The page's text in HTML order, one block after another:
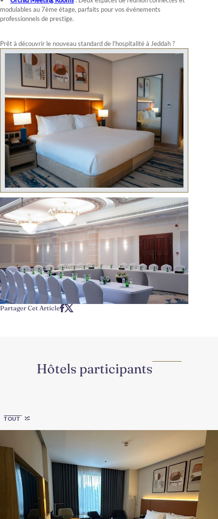
Partager Cet Article
modulables au 7ème étage, parfaits pour vos événements
professionnels de prestige.
Prêt à découvrir le nouveau standard de l'hospitalité à Jeddah ?
Hôtels participants
TOUT